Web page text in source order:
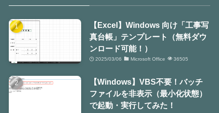
【Excel】Windows 向け「工事写
真台帳」テンプレート（無料ダウ
ンロード可能！）
2025/03/06 Microsoft Office 36505
【Windows】VBS不要！バッチ
ファイルを非表示（最小化状態）
で起動・実行してみた！